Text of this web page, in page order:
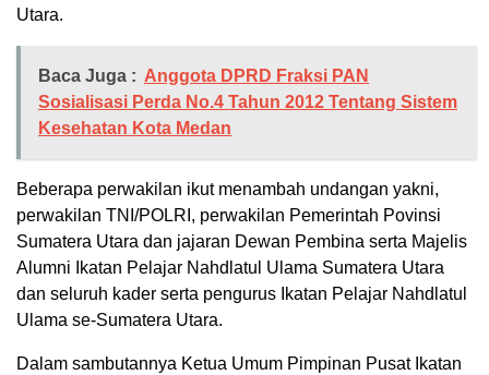
Utara.
Baca Juga : Anggota DPRD Fraksi PAN
Sosialisasi Perda No.4 Tahun 2012 Tentang Sistem
Kesehatan Kota Medan
Beberapa perwakilan ikut menambah undangan yakni,
perwakilan TNI/POLRI, perwakilan Pemerintah Povinsi
Sumatera Utara dan jajaran Dewan Pembina serta Majelis
Alumni Ikatan Pelajar Nahdlatul Ulama Sumatera Utara
dan seluruh kader serta pengurus Ikatan Pelajar Nahdlatul
Ulama se-Sumatera Utara.
Dalam sambutannya Ketua Umum Pimpinan Pusat Ikatan